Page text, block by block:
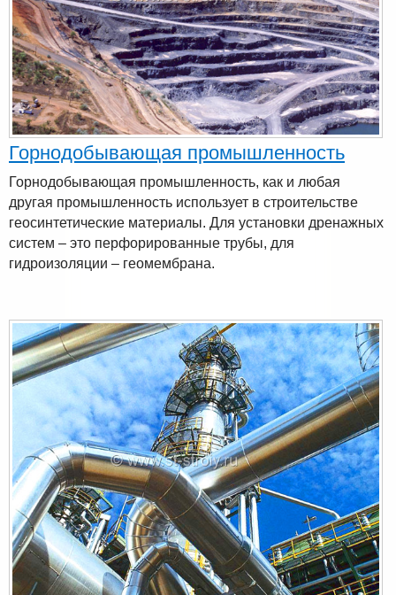
Горнодобывающая промышленность
Горнодобывающая промышленность, как и любая
другая промышленность использует в строительстве
геосинтетические материалы. Для установки дренажных
систем – это перфорированные трубы, для
гидроизоляции – геомембрана.